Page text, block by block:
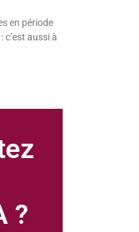
en période
c’est aussi à
?